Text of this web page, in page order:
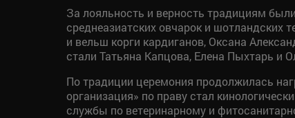
За лояльность и верность традициям
среднеазиатских овчарок и шотландских
и вельш корги кардиганов, Оксана
стали Татьяна Капцова, Елена Пыхтарь и
По традиции церемония продолжилась
организация» по праву стал
службы по ветеринарному и